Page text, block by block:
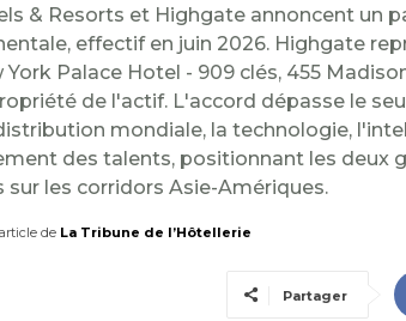
& Resorts et Highgate annoncent un
effectif en juin 2026. Highgate
York Palace Hotel - 909 clés, 455
de l'actif. L'accord dépasse le
mondiale, la technologie,
des talents, positionnant les deux
sur les corridors Asie-Amériques.
de La Tribune de l’Hôtellerie
Partager